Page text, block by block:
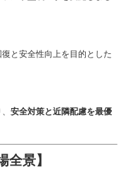
と安全性向上を目的とした
、安全対策と近隣配慮を最優
全景】